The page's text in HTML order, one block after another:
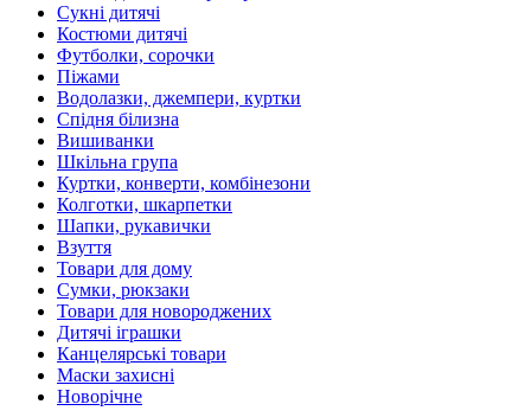
Сукні дитячі
Костюми дитячі
Футболки, сорочки
Піжами
Водолазки, джемпери, куртки
Спідня білизна
Вишиванки
Шкільна група
Куртки, конверти, комбінезони
Колготки, шкарпетки
Шапки, рукавички
Взуття
Товари для дому
Сумки, рюкзаки
Товари для новороджених
Дитячі іграшки
Канцелярські товари
Маски захисні
Новорічне